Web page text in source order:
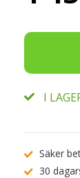
I
Säker
30